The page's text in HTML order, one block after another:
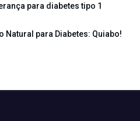
para diabetes tipo 1
Natural para Diabetes: Quiabo!